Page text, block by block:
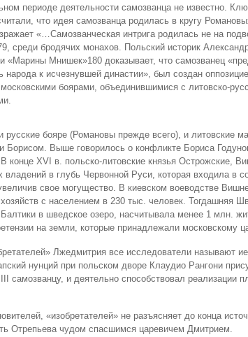
периоде деятельности самозванца не известно.
что идея самозванца родилась в кругу
«…Самозванческая интрига родилась не на
среди бродячих монахов. Польский историк
«Марины Мнишек»180 доказывает, что самозванец
народа к исчезнувшей династии», был создан
боярами, объединившимися с литовско-
русские бояре (Романовы прежде всего), и литовские
Борисом. Выше говорилось о конфликте Бориса
конце XVI в. польско-литовские князья Острожские,
владений в глубь Червонной Руси, которая входила в
свое могущество. В киевском воеводстве
хозяйств с населением в 230 тыс. человек. Тогдашняя
в шведское озеро, насчитывала менее 1 млн.
на земли, которые принадлежали московскому
Лжедмитрия все исследователи называют
нунций при польском дворе Клаудио Рангони
самозванцу, и деятельно способствовал реализации
«изобретателей» не разъясняет до конца
Отрепьева чудом спасшимся царевичем Дмитрием.